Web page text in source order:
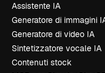
Assistente IA
Generatore di immagini
Generatore di video IA
Sintetizzatore vocale IA
Contenuti stock